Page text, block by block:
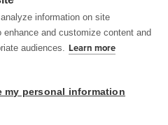
information on site
and customize content and
audiences. Learn more
my personal information